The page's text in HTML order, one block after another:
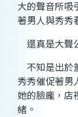
大的聲音所吸
著男人與秀秀
還真是大聲
不知是出於
秀秀催促著男
她的臉龐，店
緒。